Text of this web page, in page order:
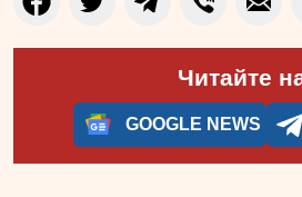
Читайте
GOOGLE NEWS